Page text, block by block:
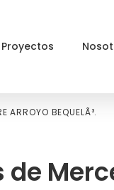
Proyectos
ARROYO BEQUELÃ³.